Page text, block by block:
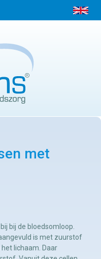
met
bij de bloedsomloop.
is met zuurstof
lichaam. Daar